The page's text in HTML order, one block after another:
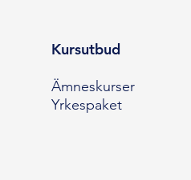
Kursutbud
Ämneskurser
Yrkespaket